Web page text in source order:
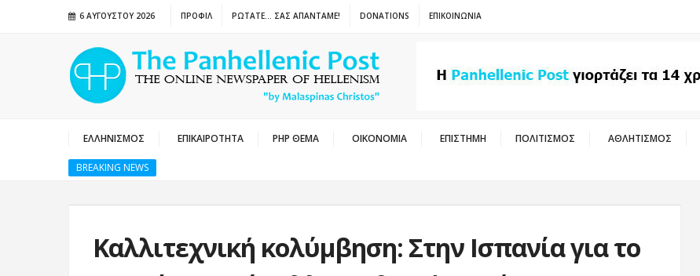
6 ΑΥΓΟΎΣΤΟΥ 2026 ΠΡΟΦΙΛ ΡΩΤΑΤΕ… ΣΑΣ ΑΠΑΝΤΑΜΕ! DONATIONS ΕΠΙΚΟΙΝΩΝΙΑ
ΕΛΛΗΝΙΣΜΟΣ ΕΠΙΚΑΙΡΟΤΗΤΑ PHP ΘΕΜΑ ΟΙΚΟΝΟΜΙΑ ΕΠΙΣΤΗΜΗ ΠΟΛΙΤΙΣΜΟΣ ΑΘΛΗΤΙΣΜΟΣ
BREAKING NEWS
Καλλιτεχνική κολύμβηση: Στην Ισπανία για το